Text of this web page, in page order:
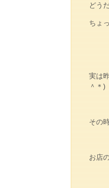
どう
ちょ
実は
＾＊)
その
お店